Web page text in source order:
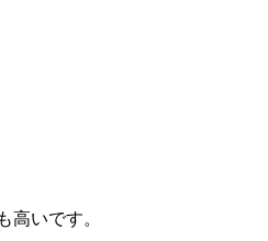
高いです。